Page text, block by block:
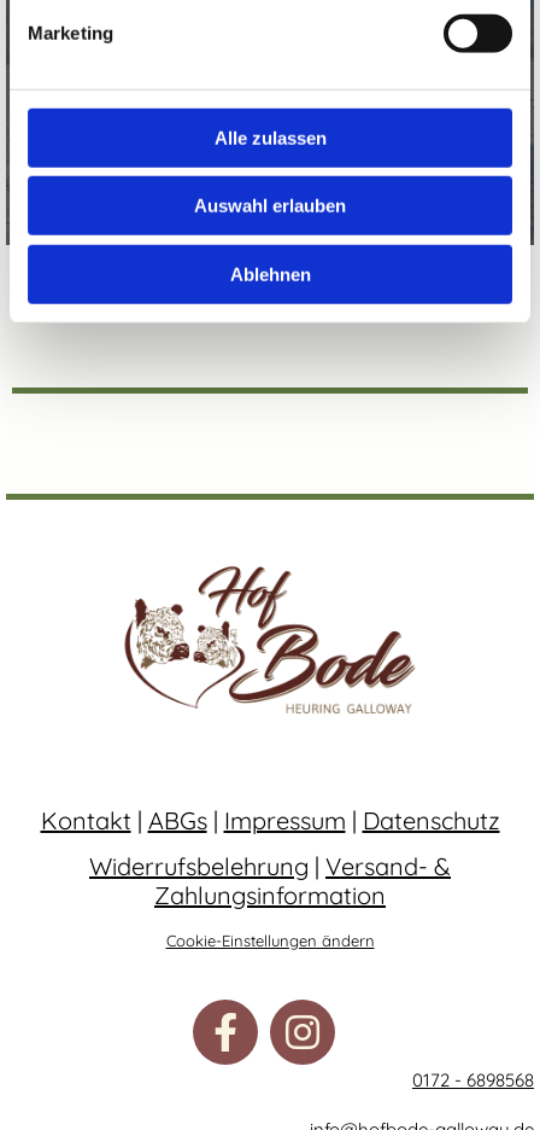
Marketing
Alle zulassen
Auswahl erlauben
Ablehnen
Unsere Galloways sind das Herzstück unseres
und der beeindruckenden Robustheit passen
Kontakt | ABGs| Impressum | Datenschutz
Widerrufsbelehrung | Versand- &
Zahlungsinformation
Cookie-Einstellungen ändern
0172 - 6898568